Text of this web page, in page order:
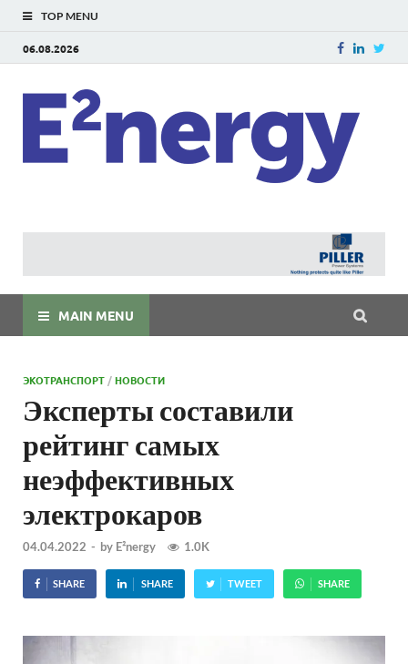
TOP MENU
06.08.2026
MAIN MENU
ЭКОТРАНСПОРТ /НОВОСТИ
Эксперты составили
рейтинг самых
неэффективных
электрокаров
04.04.2022 - by E²nergy 1.0K
SHARE SHARE TWEET SHARE